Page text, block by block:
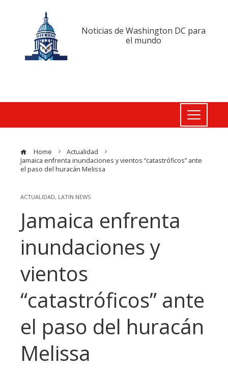
Noticias de Washington DC para
el mundo
Home
Actualidad
Jamaica enfrenta inundaciones y vientos “catastróficos” ante
el paso del huracán Melissa
ACTUALIDAD, LATIN NEWS
Jamaica enfrenta
inundaciones y
vientos
“catastróficos” ante
el paso del huracán
Melissa